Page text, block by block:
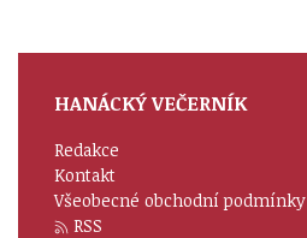
HANÁCKÝ VEČERNÍK
Redakce
Kontakt
Všeobecné obchodní podmínky
RSS